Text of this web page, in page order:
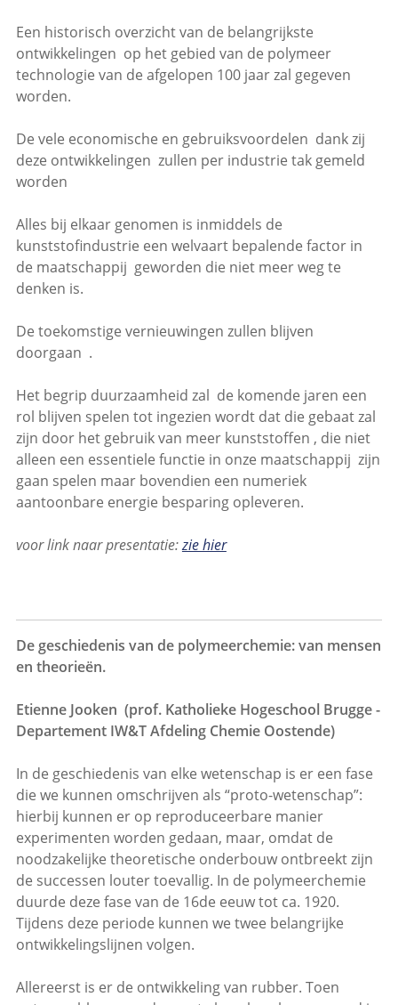
Een historisch overzicht van de belangrijkste
ontwikkelingen op het gebied van de polymeer
technologie van de afgelopen 100 jaar zal gegeven
worden.
De vele economische en gebruiksvoordelen dank zij
deze ontwikkelingen zullen per industrie tak gemeld
worden
Alles bij elkaar genomen is inmiddels de
kunststofindustrie een welvaart bepalende factor in
de maatschappij geworden die niet meer weg te
denken is.
De toekomstige vernieuwingen zullen blijven
doorgaan .
Het begrip duurzaamheid zal de komende jaren een
rol blijven spelen tot ingezien wordt dat die gebaat zal
zijn door het gebruik van meer kunststoffen , die niet
alleen een essentiele functie in onze maatschappij zijn
gaan spelen maar bovendien een numeriek
aantoonbare energie besparing opleveren.
voor link naar presentatie:zie hier
De geschiedenis van de polymeerchemie: van mensen
en theorieën.
Etienne Jooken (prof. Katholieke Hogeschool Brugge -
Departement IW&T Afdeling Chemie Oostende)
In de geschiedenis van elke wetenschap is er een fase
die we kunnen omschrijven als “proto-wetenschap”:
hierbij kunnen er op reproduceerbare manier
experimenten worden gedaan, maar, omdat de
noodzakelijke theoretische onderbouw ontbreekt zijn
de successen louter toevallig. In de polymeerchemie
duurde deze fase van de 16de eeuw tot ca. 1920.
Tijdens deze periode kunnen we twee belangrijke
ontwikkelingslijnen volgen.
Allereerst is er de ontwikkeling van rubber. Toen